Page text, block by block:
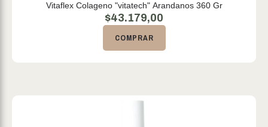
Vitaflex Colageno "vitatech" Arandanos 360 Gr
$43.179,00
COMPRAR